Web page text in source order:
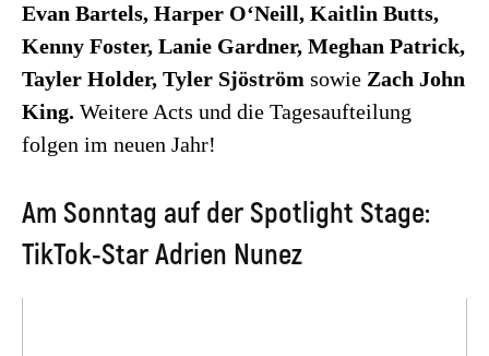
Evan Bartels, Harper O‘Neill, Kaitlin Butts,
Kenny Foster, Lanie Gardner, Meghan Patrick,
Tayler Holder, Tyler Sjöström sowie Zach John
King. Weitere Acts und die Tagesaufteilung
folgen im neuen Jahr!
Am Sonntag auf der Spotlight Stage:
TikTok-Star Adrien Nunez